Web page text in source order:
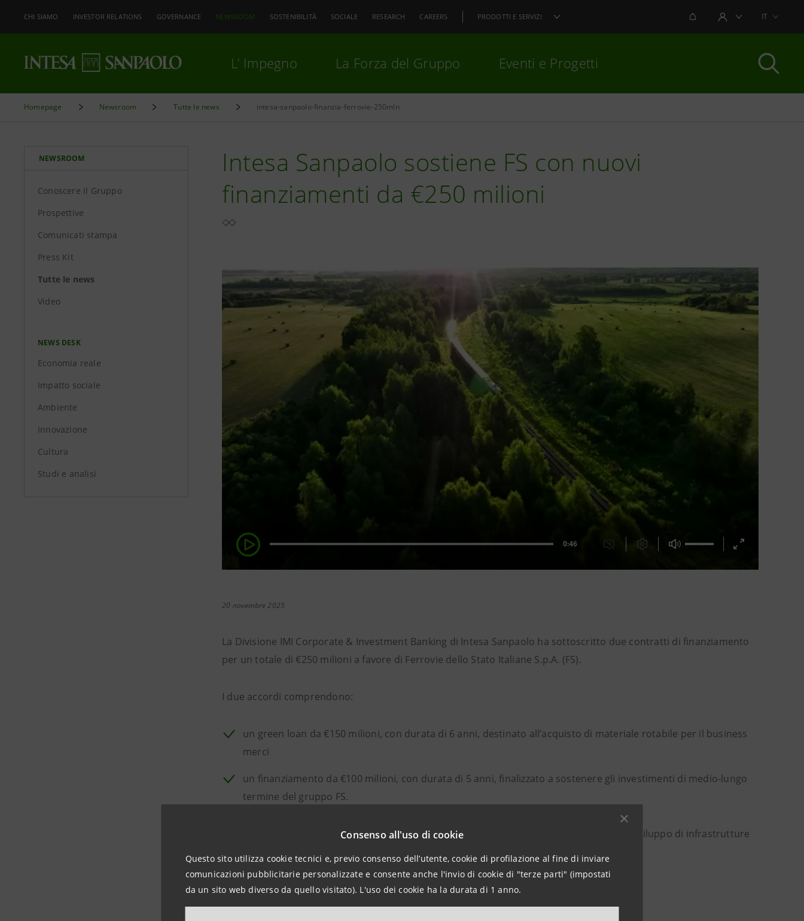
Consenso all'uso di cookie
Questo sito utilizza cookie tecnici e, previo consenso dell’utente, cookie di profilazione al fine di inviare
comunicazioni pubblicitarie personalizzate e consente anche l'invio di cookie di "terze parti" (impostati
da un sito web diverso da quello visitato). L'uso dei cookie ha la durata di 1 anno.
CHI SIAMO INVESTOR RELATIONS GOVERNANCE NEWSROOM SOSTENIBILITÀ SOCIALE RESEARCH CAREERS PRODOTTI E SERVIZI NOTIFICHEAREA UTENTEIT
L’ Impegno La Forza del Gruppo Eventi e Progetti
Homepage Newsroom Tutte le news intesa-sanpaolo-finanzia-ferrovie-250mln
NEWSROOM
Conoscere il Gruppo
Prospettive
Comunicati stampa
Press Kit
Tutte le news
Video
NEWS DESK
Economia reale
Impatto sociale
Ambiente
Innovazione
Cultura
Studi e analisi
Intesa Sanpaolo sostiene FS con nuovi
finanziamenti da €250 milioni
20 novembre 2025
La Divisione IMI Corporate & Investment Banking di Intesa Sanpaolo ha sottoscritto due contratti di finanziamento
per un totale di €250 milioni a favore di Ferrovie dello Stato Italiane S.p.A. (FS).
I due accordi comprendono:
un green loan da €150 milioni, con durata di 6 anni, destinato all’acquisto di materiale rotabile per il business
merci
un finanziamento da €100 milioni, con durata di 5 anni, finalizzato a sostenere gli investimenti di medio-lungo
termine del gruppo FS.
L’operazione conferma il costante impegno del Gruppo Intesa Sanpaolo nel sostenere lo sviluppo di infrastrutture